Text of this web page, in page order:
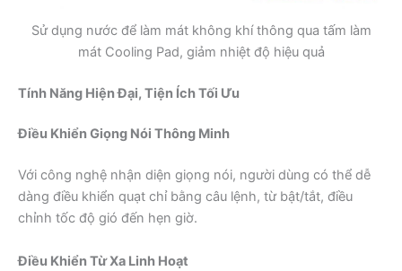
Sử dụng nước để làm mát không khí thông qua tấm làm
mát Cooling Pad, giảm nhiệt độ hiệu quả
Tính Năng Hiện Đại, Tiện Ích Tối Ưu
Điều Khiển Giọng Nói Thông Minh
Với công nghệ nhận diện giọng nói, người dùng có thể dễ
dàng điều khiển quạt chỉ bằng câu lệnh, từ bật/tắt, điều
chỉnh tốc độ gió đến hẹn giờ.
Điều Khiển Từ Xa Linh Hoạt